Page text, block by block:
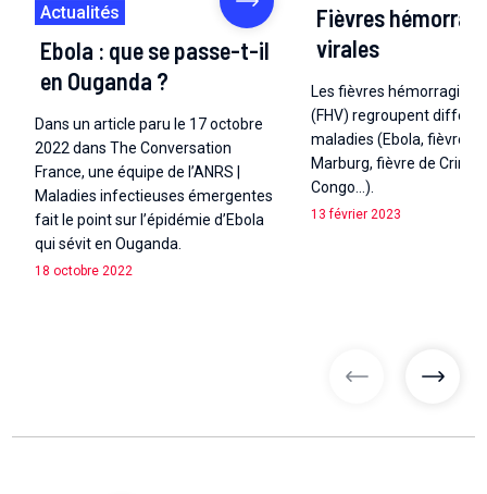
Actualités
Ebola : que se passe-t-il
en Ouganda ?
Dans un article paru le 17 octobre
2022 dans The Conversation
France, une équipe de l’ANRS |
Maladies infectieuses émergentes
fait le point sur l’épidémie d’Ebola
qui sévit en Ouganda.
18 octobre 2022
Fièvres
virales
Les fièvres
(FHV) regroupent
maladies (Ebola, fièvre
Marburg, fièvre de
Congo…).
13 février 2023